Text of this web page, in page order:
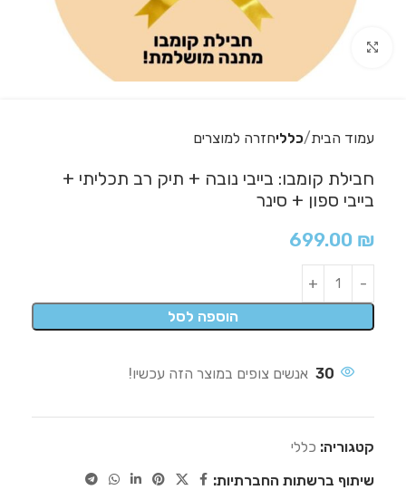
לחצו להגדלה
עמוד הבית כלליחזרה למוצרים
חבילת קומבו: בייבי נובה + תיק רב תכליתי +
בייבי ספון + סינר
699.00 ₪
הוספה לסל
30 אנשים צופים במוצר הזה עכשיו!
קטגוריה: כללי
שיתוף ברשתות החברתיות: